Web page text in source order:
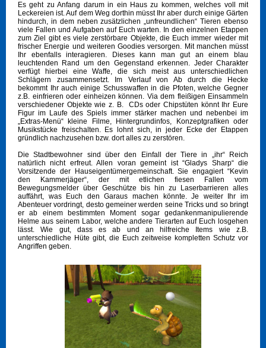
Es geht zu Anfang darum in ein Haus zu kommen, welches voll mit
Leckereien ist. Auf dem Weg dorthin müsst Ihr aber durch einige Gärten
hindurch, in dem neben zusätzlichen „unfreundlichen“ Tieren ebenso
viele Fallen und Aufgaben auf Euch warten. In den einzelnen Etappen
zum Ziel gibt es viele zerstörbare Objekte, die Euch immer wieder mit
frischer Energie und weiteren Goodies versorgen. Mit manchen müsst
Ihr ebenfalls interagieren. Dieses kann man gut an einem blau
leuchtenden Rand um den Gegenstand erkennen. Jeder Charakter
verfügt hierbei eine Waffe, die sich meist aus unterschiedlichen
Schlägern zusammensetzt. Im Verlauf von Ab durch die Hecke
bekommt Ihr auch einige Schusswaffen in die Pfoten, welche Gegner
z.B. einfrieren oder einheizen können. Via dem fleißigen Einsammeln
verschiedener Objekte wie z. B. CDs oder Chipstüten könnt Ihr Eure
Figur im Laufe des Spiels immer stärker machen und nebenbei im
„Extras-Menü“ kleine Filme, Hintergrundinfos, Konzeptgrafiken oder
Musikstücke freischalten. Es lohnt sich, in jeder Ecke der Etappen
gründlich nachzusehen bzw. dort alles zu zerstören.
Die Stadtbewohner sind über den Einfall der Tiere in „ihr“ Reich
natürlich nicht erfreut. Allen voran gemeint ist “Gladys Sharp“ die
Vorsitzende der Hauseigentümergemeinschaft. Sie engagiert “Kevin
den Kammerjäger“, der mit etlichen fiesen Fallen vom
Bewegungsmelder über Geschütze bis hin zu Laserbarrieren alles
auffährt, was Euch den Garaus machen könnte. Je weiter Ihr im
Abenteuer vordringt, desto gemeiner werden seine Tricks und so bringt
er ab einem bestimmten Moment sogar gedankenmanipulierende
Helme aus seinem Labor, welche andere Tierarten auf Euch losgehen
lässt. Wie gut, dass es ab und an hilfreiche Items wie z.B.
unterschiedliche Hüte gibt, die Euch zeitweise kompletten Schutz vor
Angriffen geben.